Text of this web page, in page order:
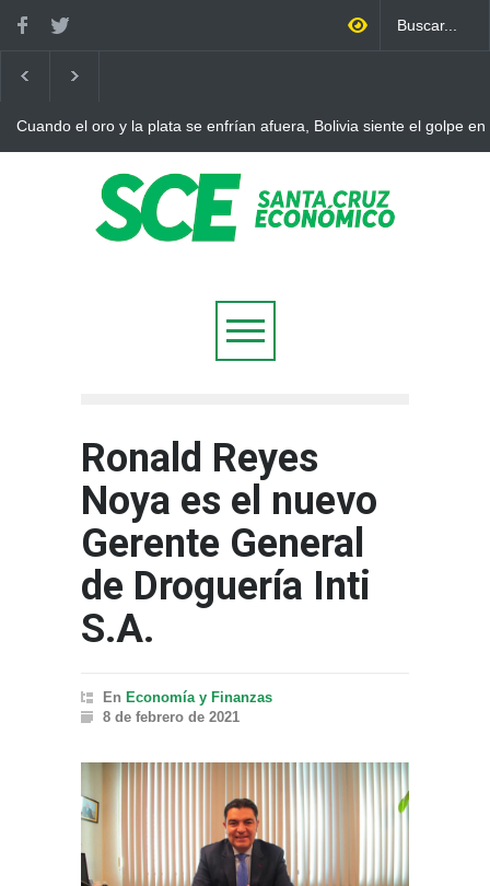
Cuando el oro y la plata se enfrían afuera, Bolivia siente el golpe en
Ronald Reyes
Noya es el nuevo
Gerente General
de Droguería Inti
S.A.
En Economía y Finanzas
8 de febrero de 2021